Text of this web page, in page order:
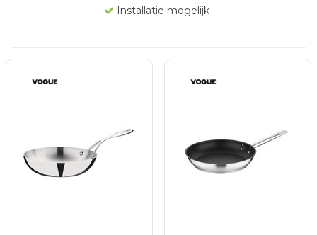
Installatie mogelijk